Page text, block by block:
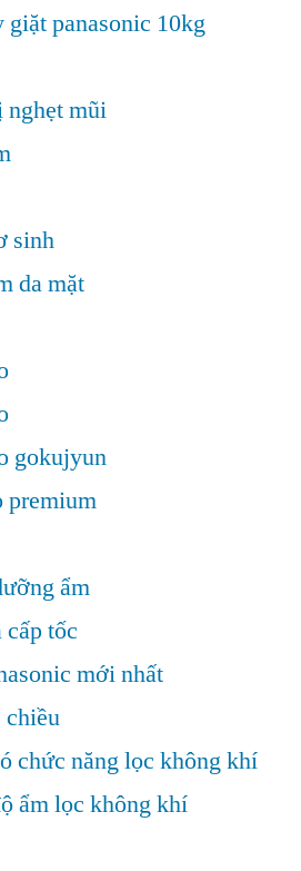
panasonic 10kg
nghẹt mũi
sinh
da mặt
gokujyun
premium
ẩm
cấp tốc
mới nhất
chiều
chức năng lọc không khí
ẩm lọc không khí